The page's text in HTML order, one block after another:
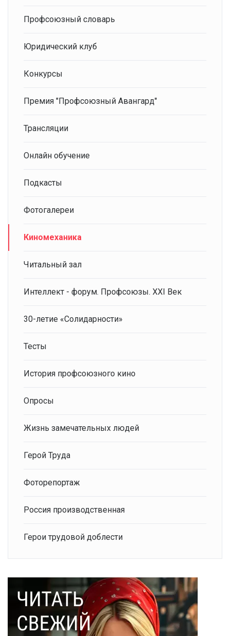
Профсоюзный словарь
Юридический клуб
Конкурсы
Премия "Профсоюзный Авангард"
Трансляции
Онлайн обучение
Подкасты
Фотогалереи
Киномеханика
Читальный зал
Интеллект - форум. Профсоюзы. XXI Век
30-летие «Солидарности»
Тесты
История профсоюзного кино
Опросы
Жизнь замечательных людей
Герой Труда
Фоторепортаж
Россия производственная
Герои трудовой доблести